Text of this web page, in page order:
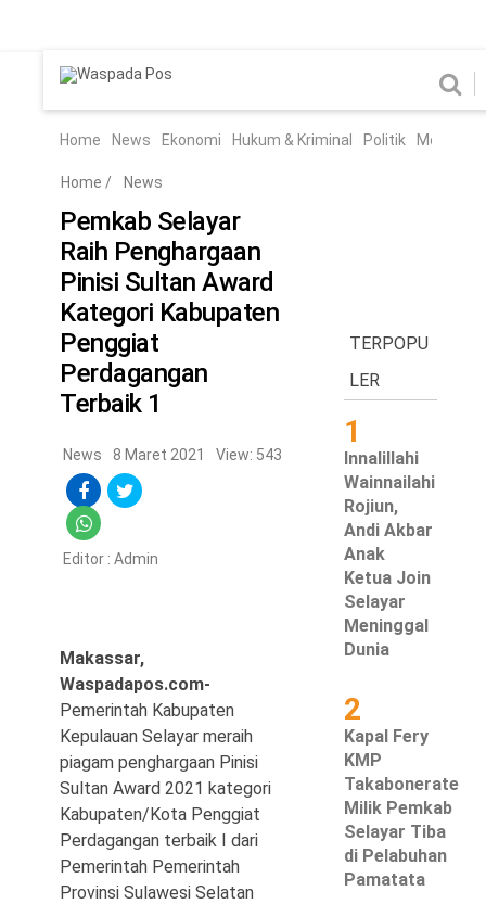
Ekonomi Hukum & Kriminal
Hiburan Pendidikan
Edukasi Tekno
Home
Ekonomi
Hukum & Kriminal
Hiburan
Pendidikan
Edukasi
Tekno
Home News Ekonomi Hukum & Kriminal Politik Metro
Home / News
Pemkab Selayar
Raih Penghargaan
Pinisi Sultan Award
Kategori Kabupaten
Penggiat
Perdagangan
Terbaik 1
News 8 Maret 2021 View: 543
Editor : Admin
Makassar,
Waspadapos.com-
Pemerintah Kabupaten
Kepulauan Selayar meraih
piagam penghargaan Pinisi
Sultan Award 2021 kategori
Kabupaten/Kota Penggiat
Perdagangan terbaik I dari
Pemerintah Pemerintah
Provinsi Sulawesi Selatan
TERPOPU
LER
1
Innalillahi
Wainnailahi
Rojiun,
Andi Akbar
Anak
Ketua Join
Selayar
Meninggal
Dunia
2
Kapal Fery
KMP
Takabonerate
Milik Pemkab
Selayar Tiba
di Pelabuhan
Pamatata